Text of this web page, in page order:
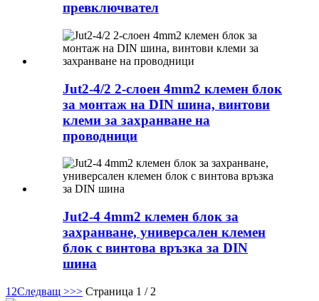
превключвател
Jut2-4/2 2-слоен 4mm2 клемен блок
за монтаж на DIN шина, винтови
клеми за захранване на
проводници
Jut2-4 4mm2 клемен блок за
захранване, универсален клемен
блок с винтова връзка за DIN
шина
1 2Следващ >>> Страница 1 / 2